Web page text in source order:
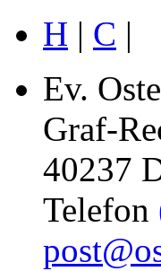
H | C |
Ev.
Graf-
40237
Telefon